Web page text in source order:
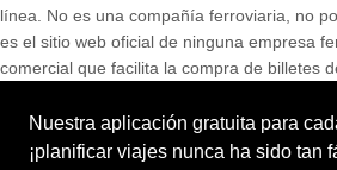
línea. No es una compañía ferroviaria, no
es el sitio web oficial de ninguna empresa
comercial que facilita la compra de billetes
Nuestra aplicación gratuita para
¡planificar viajes nunca ha sido tan